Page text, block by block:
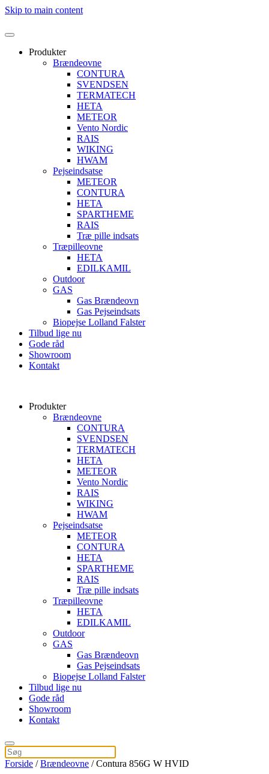
Skip to main content
Produkter
Brændeovne
CONTURA
SVENDSEN
TERMATECH
HETA
METEOR
Vento Nordic
RAIS
WIKING
HWAM
Pejseindsatse
METEOR
CONTURA
HETA
SPARTHEME
RAIS
Træ pille indsats
Træpilleovne
HETA
EDILKAMIL
Outdoor
GAS
Gas Brændeovn
Gas Pejseindsats
Biopejse Lolland Falster
Tilbud lige nu
Gode råd
Showroom
Kontakt
Produkter
Brændeovne
CONTURA
SVENDSEN
TERMATECH
HETA
METEOR
Vento Nordic
RAIS
WIKING
HWAM
Pejseindsatse
METEOR
CONTURA
HETA
SPARTHEME
RAIS
Træ pille indsats
Træpilleovne
HETA
EDILKAMIL
Outdoor
GAS
Gas Brændeovn
Gas Pejseindsats
Biopejse Lolland Falster
Tilbud lige nu
Gode råd
Showroom
Kontakt
Forside /Brændeovne / Contura 856G W HVID